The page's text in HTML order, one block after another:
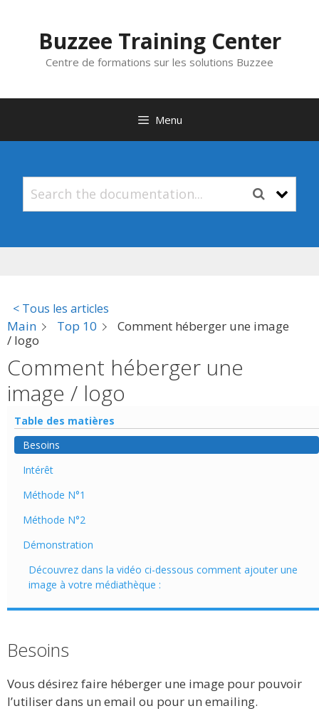
contenuBuzzee Training Center
Centre de formations sur les solutions Buzzee
Menu
< Tous les articles
Main Top 10
Comment héberger une image
/ logo
Comment héberger une
image / logo
Table des matières
Besoins
Intérêt
Méthode N°1
Méthode N°2
Démonstration
Découvrez dans la vidéo ci-dessous comment ajouter une
image à votre médiathèque :
Besoins
Vous désirez faire héberger une image pour pouvoir
l’utiliser dans un email ou pour un emailing.